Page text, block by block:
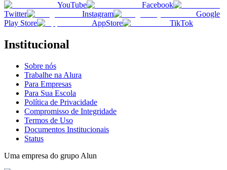
YouTube
Facebook
Twitter
Instagram
Google
Play Store
AppStore TikTok
Institucional
Sobre nós
Trabalhe na Alura
Para Empresas
Para Sua Escola
Política de Privacidade
Compromisso de Integridade
Termos de Uso
Documentos Institucionais
Status
Uma empresa do grupo Alun